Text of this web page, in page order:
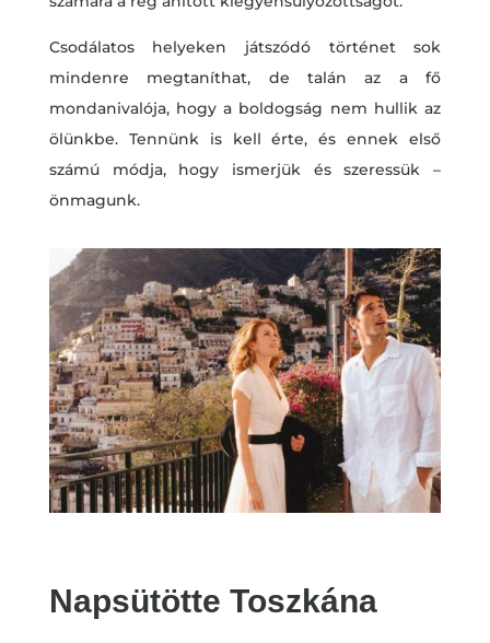
Csodálatos helyeken játszódó történet sok
mindenre megtaníthat, de talán az a fő
mondanivalója, hogy a boldogság nem hullik az
ölünkbe. Tennünk is kell érte, és ennek első
számú módja, hogy ismerjük és szeressük –
önmagunk.
Napsütötte Toszkána